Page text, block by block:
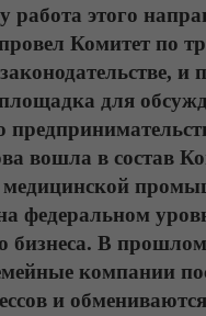
этого
Комитет по
для
вошла в состав
федеральном
бизнеса. В
компании
и